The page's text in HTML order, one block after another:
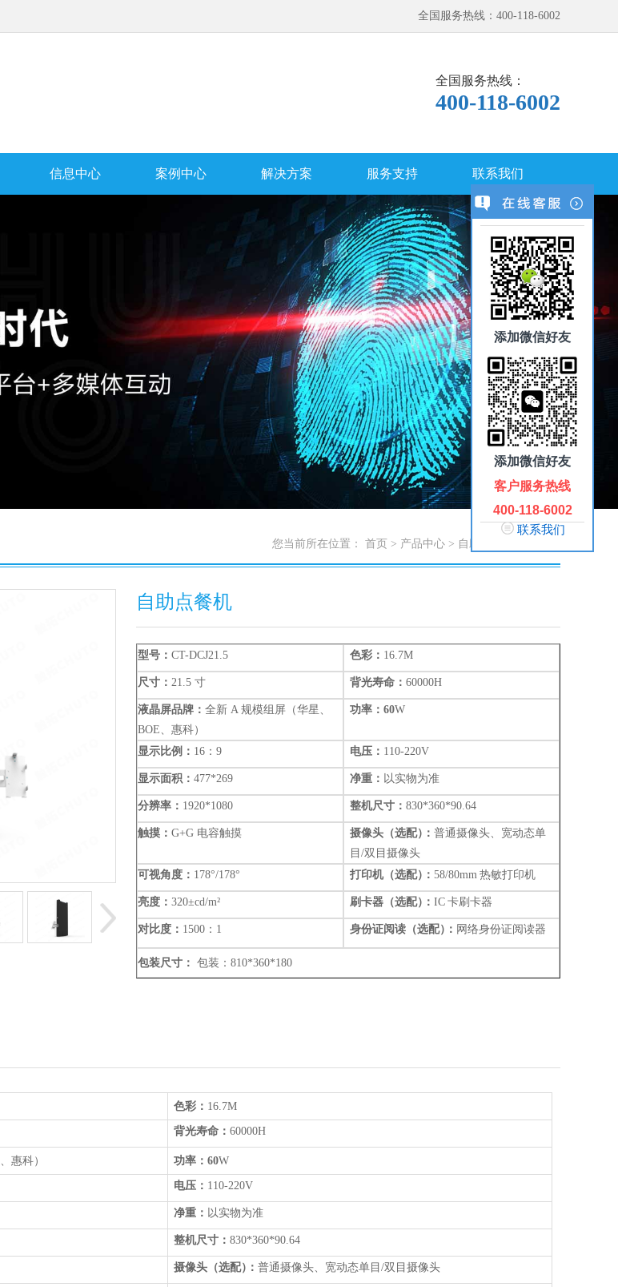
全国服务热线：400-118-6002
全国服务热线：
400-118-6002
信息中心 案例中心 解决方案 服务支持 联系我们
您当前所在位置： 首页 > 产品中心 > 自助一体机
自助点餐机
型号： CT-DCJ21.5 色彩： 16.7M
尺寸： 21.5 寸 背光寿命： 60000H
液晶屏品牌： 全新 A 规模组屏（华星、
BOE、 惠科）
功率： 60W
显示比例： 16：9 电压： 110-220V
显示面积： 477*269 净重： 以实物为准
分辨率： 1920*1080 整机尺寸： 830*360*90.64
触摸： G+G 电容触摸 摄像头 （选配） ： 普通摄像头、宽动态单
目 /双目摄像头
可视角度： 178°/178° 打印机（选配） ： 58/80mm 热敏打印机
亮度： 320±cd/m² 刷卡器 （选配） ： IC 卡刷卡器
对比度： 1500 ： 1 身份证阅读 （选配） ： 网络身份证阅读器
包装尺寸： 包装： 810*360*180
色彩： 16.7M
背光寿命： 60000H
、 惠科） 功率： 60W
电压： 110-220V
净重： 以实物为准
整机尺寸： 830*360*90.64
摄像头 （选配） ： 普通摄像头、宽动态单目 /双目摄像头
添加微信好友
添加微信好友
客户服务热线
400-118-6002
联系我们